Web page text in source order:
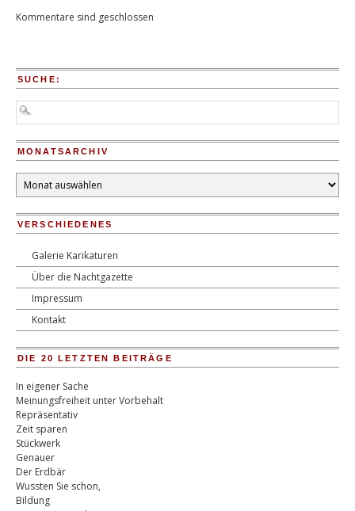
Kommentare sind geschlossen
SUCHE:
MONATSARCHIV
Monatsarchiv
VERSCHIEDENES
Galerie Karikaturen
Über die Nachtgazette
Impressum
Kontakt
DIE 20 LETZTEN BEITRÄGE
In eigener Sache
Meinungsfreiheit unter Vorbehalt
Repräsentativ
Zeit sparen
Stückwerk
Genauer
Der Erdbär
Wussten Sie schon,
Bildung